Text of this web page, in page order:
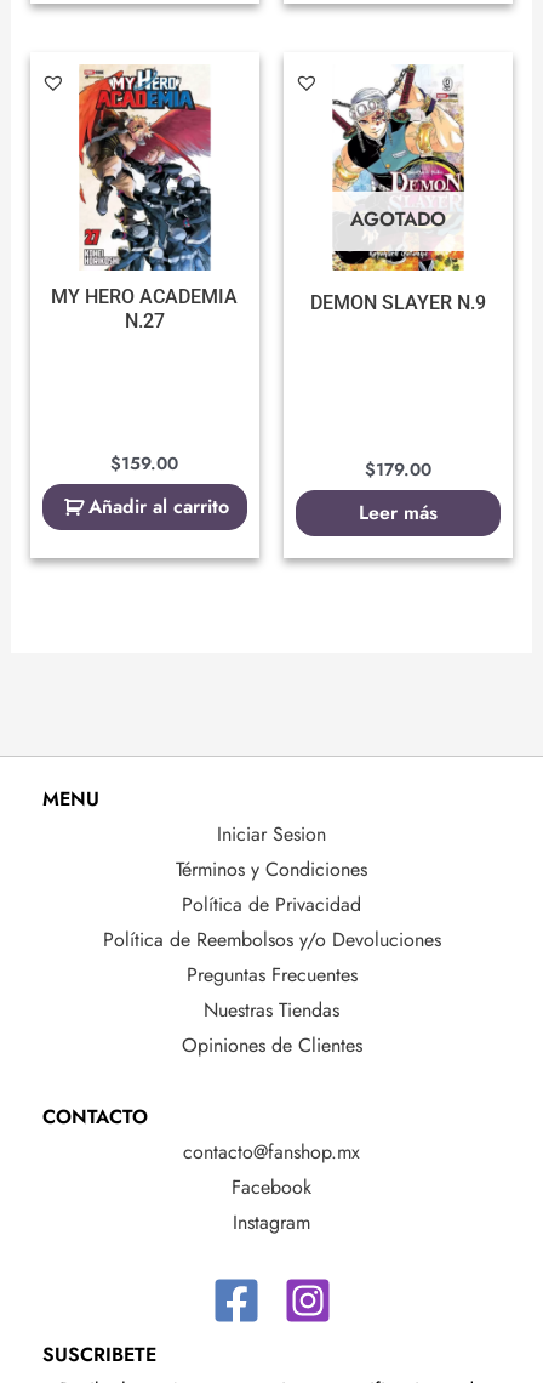
MY HERO ACADEMIA
N.27
$159.00
Añadir al carrito
AGOTADO
DEMON SLAYER N.9
$179.00
Leer más
MENU
Iniciar Sesion
Términos y Condiciones
Política de Privacidad
Política de Reembolsos y/o Devoluciones
Preguntas Frecuentes
Nuestras Tiendas
Opiniones de Clientes
CONTACTO
contacto@fanshop.mx
Facebook
Instagram
SUSCRIBETE